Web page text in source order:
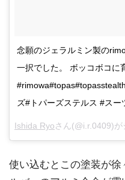
念願のジェラルミン製の
一択でした。 ボッコボコに
ズ#トパーズステルス #スー
Ishida Ryoさん(@i.r.0409)
使い込むとこの塗装が